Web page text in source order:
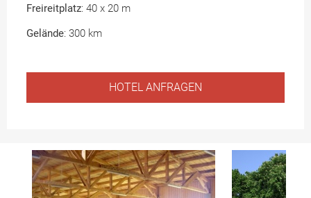
Freireitplatz: 40 x 20 m
Gelände: 300 km
HOTEL ANFRAGEN